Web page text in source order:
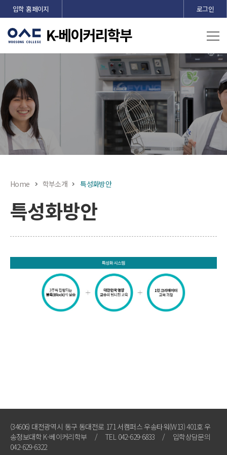
입학 홈페이지 로그인
Home 학부소개 특성화방안
특성화방안
(34606) 대전광역시 동구 동대전로 171 서캠퍼스 우송타워(W13) 401호 우
송정보대학 K-베이커리학부
/ TEL 042-629-6833 /
입학상담문의
042-629-6322